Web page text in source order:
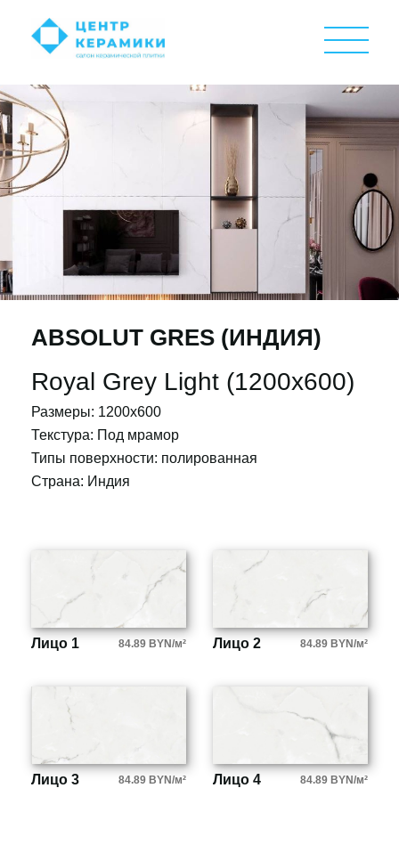
ABSOLUT GRES (ИНДИЯ)
Royal Grey Light (1200х600)
Размеры: 1200x600
Текстура: Под мрамор
Типы поверхности: полированная
Страна: Индия
Лицо 1 84.89 BYN/м² Лицо 2 84.89 BYN/м²
Лицо 3 84.89 BYN/м² Лицо 4 84.89 BYN/м²